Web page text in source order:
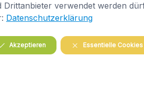
Drittanbieter verwendet werden
Datenschutzerklärung
Akzeptieren Essentielle Cookies